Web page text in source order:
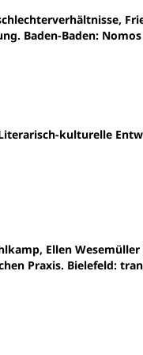
Baden-Baden: Nomos
kulturelle
Ellen
Praxis. Bielefeld: